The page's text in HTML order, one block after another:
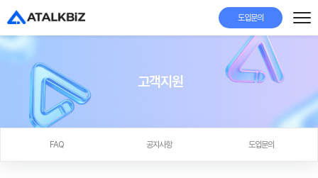
도입문의
고객지원
FAQ 공지사항 도입문의